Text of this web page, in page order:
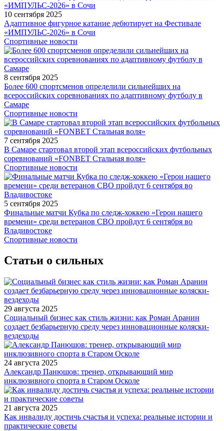
10 сентября 2025
Адаптивное фигурное катание дебютирует на Фестивале
«ИМПУЛЬС-2026» в Сочи
Спортивные новости
8 сентября 2025
Более 600 спортсменов определили сильнейших на
всероссийских соревнованиях по адаптивному футболу в
Самаре
Спортивные новости
7 сентября 2025
В Самаре стартовал второй этап всероссийских футбольных
соревнований «FONBET Стальная воля»
Спортивные новости
5 сентября 2025
Финальные матчи Кубка по следж-хоккею «Герои нашего
времени» среди ветеранов СВО пройдут 6 сентября во
Владивостоке
Спортивные новости
Статьи о сильных
29 августа 2025
Социальный бизнес как стиль жизни: как Роман Аранин
создает безбарьерную среду через инновационные коляски-
вездеходы
24 августа 2025
Александр Панюшов: тренер, открывающий мир
инклюзивного спорта в Старом Осколе
21 августа 2025
Как инвалиду достичь счастья и успеха: реальные истории и
практические советы